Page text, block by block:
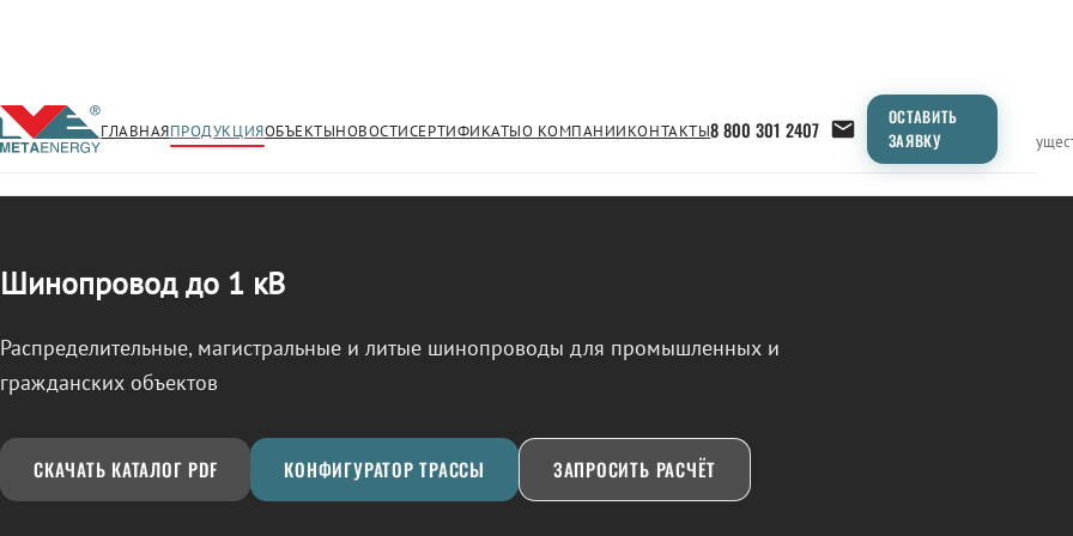
ГЛАВНАЯПРОДУКЦИЯОБЪЕКТЫНОВОСТИСЕРТИФИКАТЫО КОМПАНИИКОНТАКТЫ8 800 301 2407
ОСТАВИТЬ
ЗАЯВКУ
← Продукция/ШИНОПРОВОД Применение Продукция ТипоразмерыСравнение
Шинопровод до 1 кВ
Распределительные, магистральные и литые шинопроводы для промышленных и
гражданских объектов
СКАЧАТЬ КАТАЛОГ PDF КОНФИГУРАТОР ТРАССЫ ЗАПРОСИТЬ РАСЧЁТ